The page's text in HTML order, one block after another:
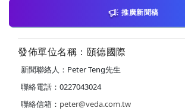
推廣新聞稿
發佈單位名稱：頤德國際
新聞聯絡人：Peter Teng先生
聯絡電話：0227043024
聯絡信箱： peter@veda.com.tw